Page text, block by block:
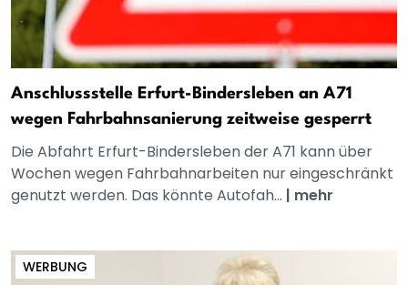
Anschlussstelle Erfurt-Bindersleben an A71
wegen Fahrbahnsanierung zeitweise gesperrt
Die Abfahrt Erfurt-Bindersleben der A71 kann über
Wochen wegen Fahrbahnarbeiten nur eingeschränkt
genutzt werden. Das könnte Autofah... | mehr
WERBUNG